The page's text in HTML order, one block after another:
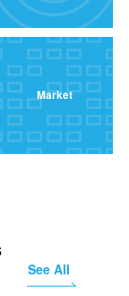
Market
See All